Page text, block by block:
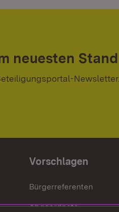
neuesten Stand
Newsletter.
Vorschlagen
Bürgerreferenten
Abgeordnete